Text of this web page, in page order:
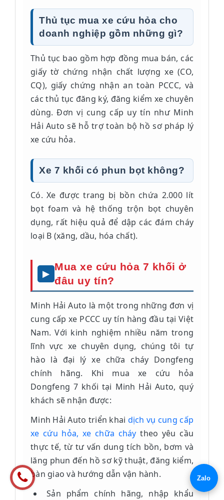
Thủ tục mua xe cứu hỏa cho
doanh nghiệp gồm những gì?
Thủ tục bao gồm hợp đồng mua bán, các
giấy tờ chứng nhận chất lượng xe (CO,
CQ), giấy chứng nhận an toàn PCCC, và
các thủ tục đăng ký, đăng kiểm xe chuyên
dùng. Đơn vị cung cấp uy tín như Minh
Hải Auto sẽ hỗ trợ toàn bộ hồ sơ pháp lý
xe cứu hỏa.
Xe 7 khối có phun bọt không?
Có. Xe được trang bị bồn chứa 2.000 lít
bọt foam và hệ thống trộn bọt chuyên
dụng, rất hiệu quả để dập các đám cháy
loại B (xăng, dầu, hóa chất).
Mua xe cứu hỏa 7 khối ở
đâu uy tín?
Minh Hải Auto là một trong những đơn vị
cung cấp xe PCCC uy tín hàng đầu tại Việt
Nam. Với kinh nghiệm nhiều năm trong
lĩnh vực xe chuyên dụng, chúng tôi tự
hào là đại lý xe chữa cháy Dongfeng
chính hãng. Khi mua xe cứu hỏa
Dongfeng 7 khối tại Minh Hải Auto, quý
khách sẽ nhận được:
Minh Hải Auto triển khai dịch vụ cung cấp
xe cứu hỏa, xe chữa cháy theo yêu cầu
thực tế, từ tư vấn dung tích bồn, bơm và
lăng phun đến hồ sơ kỹ thuật, đăng kiểm,
bàn giao và hướng dẫn vận hành.
Sản phẩm chính hãng, nhập khẩu